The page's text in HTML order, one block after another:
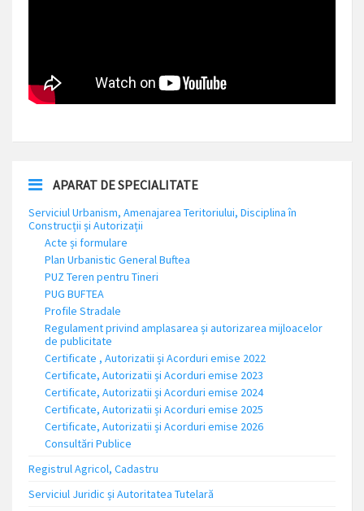
APARAT DE SPECIALITATE
Serviciul Urbanism, Amenajarea Teritoriului, Disciplina în
Construcții și Autorizații
Acte și formulare
Plan Urbanistic General Buftea
PUZ Teren pentru Tineri
PUG BUFTEA
Profile Stradale
Regulament privind amplasarea și autorizarea mijloacelor
de publicitate
Certificate , Autorizatii și Acorduri emise 2022
Certificate, Autorizatii și Acorduri emise 2023
Certificate, Autorizatii și Acorduri emise 2024
Certificate, Autorizatii și Acorduri emise 2025
Certificate, Autorizatii și Acorduri emise 2026
Consultări Publice
Registrul Agricol, Cadastru
Serviciul Juridic și Autoritatea Tutelară